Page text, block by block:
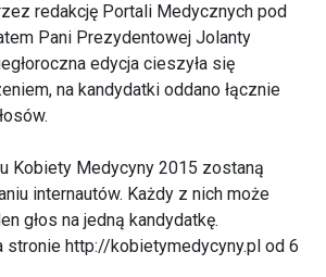
redakcję Portali Medycznych pod
Pani Prezydentowej Jolanty
edycja cieszyła się
na kandydatki oddano łącznie
Kobiety Medycyny 2015 zostaną
internautów. Każdy z nich może
głos na jedną kandydatkę.
stronie http://kobietymedycyny.pl od 6